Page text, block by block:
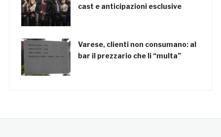
cast e anticipazioni esclusive
Varese, clienti non consumano: al
bar il prezzario che li “multa”